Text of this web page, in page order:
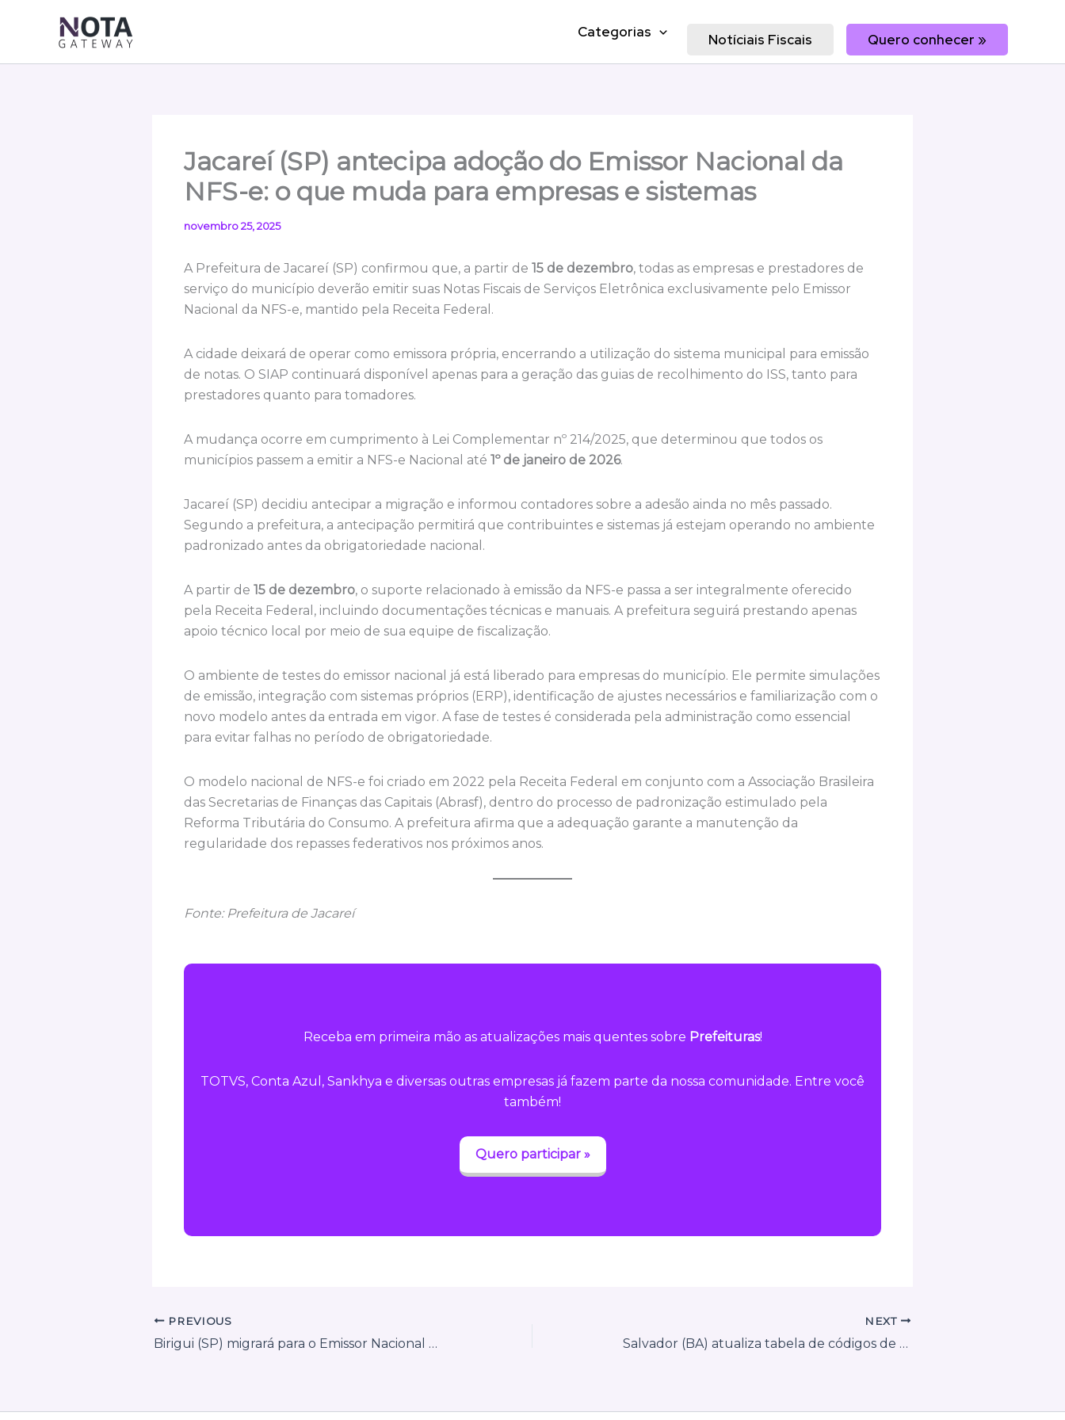
Categorias Notíciais Fiscais Quero conhecer »
Jacareí (SP) antecipa adoção do Emissor Nacional da
NFS-e: o que muda para empresas e sistemas
novembro 25, 2025
A Prefeitura de Jacareí (SP) confirmou que, a partir de 15 de dezembro, todas as empresas e prestadores de
serviço do município deverão emitir suas Notas Fiscais de Serviços Eletrônica exclusivamente pelo Emissor
Nacional da NFS-e, mantido pela Receita Federal.
A cidade deixará de operar como emissora própria, encerrando a utilização do sistema municipal para emissão
de notas. O SIAP continuará disponível apenas para a geração das guias de recolhimento do ISS, tanto para
prestadores quanto para tomadores.
A mudança ocorre em cumprimento à Lei Complementar nº 214/2025, que determinou que todos os
municípios passem a emitir a NFS-e Nacional até 1º de janeiro de 2026.
Jacareí (SP) decidiu antecipar a migração e informou contadores sobre a adesão ainda no mês passado.
Segundo a prefeitura, a antecipação permitirá que contribuintes e sistemas já estejam operando no ambiente
padronizado antes da obrigatoriedade nacional.
A partir de 15 de dezembro, o suporte relacionado à emissão da NFS-e passa a ser integralmente oferecido
pela Receita Federal, incluindo documentações técnicas e manuais. A prefeitura seguirá prestando apenas
apoio técnico local por meio de sua equipe de fiscalização.
O ambiente de testes do emissor nacional já está liberado para empresas do município. Ele permite simulações
de emissão, integração com sistemas próprios (ERP), identificação de ajustes necessários e familiarização com o
novo modelo antes da entrada em vigor. A fase de testes é considerada pela administração como essencial
para evitar falhas no período de obrigatoriedade.
O modelo nacional de NFS-e foi criado em 2022 pela Receita Federal em conjunto com a Associação Brasileira
das Secretarias de Finanças das Capitais (Abrasf), dentro do processo de padronização estimulado pela
Reforma Tributária do Consumo. A prefeitura afirma que a adequação garante a manutenção da
regularidade dos repasses federativos nos próximos anos.
Fonte: Prefeitura de Jacareí
Receba em primeira mão as atualizações mais quentes sobre Prefeituras!
TOTVS, Conta Azul, Sankhya e diversas outras empresas já fazem parte da nossa comunidade. Entre você
também!
Quero participar »
PREVIOUS
Birigui (SP) migrará para o Emissor Nacional da NFS-e em 2026: o que contribuintes precisam fazer
NEXT
Salvador (BA) atualiza tabela de códigos de tributação do ISS